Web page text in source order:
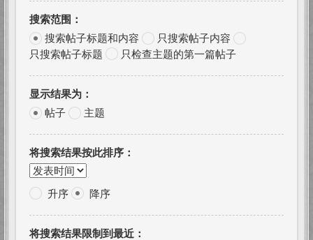
搜索范围：
搜索帖子标题和内容
只搜索帖子内容
只搜索帖子标题
只检查主题的第一篇帖子
显示结果为：
帖子
主题
将搜索结果按此排序：
升序 降序
将搜索结果限制到最近：